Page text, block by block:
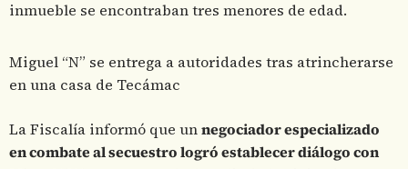
inmueble se encontraban tres menores de edad.
Miguel “N” se entrega a autoridades tras atrincherarse
en una casa de Tecámac
La Fiscalía informó que unnegociador especializado
en combate al secuestro logró establecer diálogo con